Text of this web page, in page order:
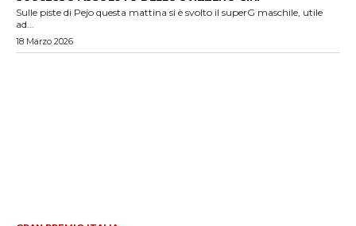
Sulle piste di Pejo questa mattina si è svolto il superG maschile, utile
ad...
18 Marzo 2026